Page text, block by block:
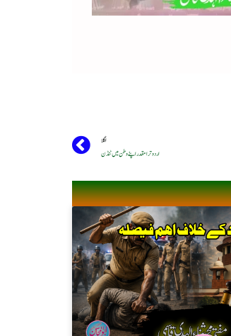
اگلا
اردو ترا مقدر اپنے وطن میں ٹنڈن